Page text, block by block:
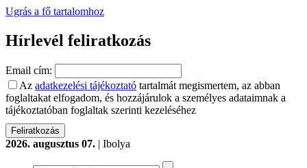
Ugrás a fő tartalomhoz
Hírlevél feliratkozás
Email cím:
Az adatkezelési tájékoztató tartalmát megismertem, az abban
foglaltakat elfogadom, és hozzájárulok a személyes adataimnak a
tájékoztatóban foglaltak szerinti kezeléséhez
2026. augusztus 07. | Ibolya